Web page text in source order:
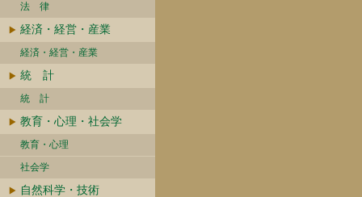
法 律
経済・経営・産業
経済・経営・産業
統 計
統 計
教育・心理・社会学
教育・心理
社会学
自然科学・技術